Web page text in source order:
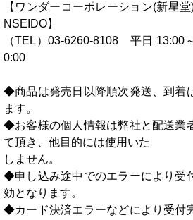
【ワンダーコーポレーション(新星
NSEIDO】
（TEL）03-6260-8108 平日 13:00
0:00
◆商品は発売日以降順次発送、到着
ます。
◆お客様の個人情報は弊社と配送業
て頂き、他目的には使用いた
しません。
◆申し込み途中でのエラーにより受
効となります。
◆カード決済エラーなどにより受付